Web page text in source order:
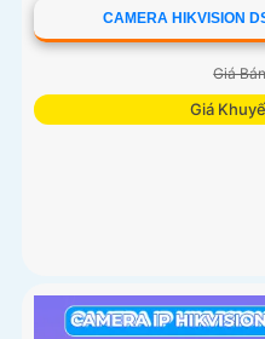
CAMERA HIKVISION
Giá
Giá